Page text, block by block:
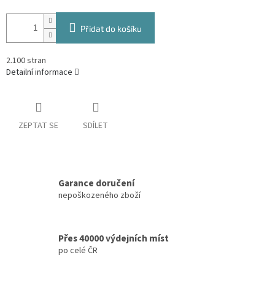
Přidat do košíku
2.100 stran
Detailní informace
ZEPTAT SE SDÍLET
Garance doručení
nepoškozeného zboží
Přes 40000 výdejních míst
po celé ČR